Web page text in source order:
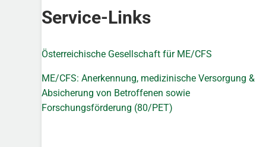
Service-Links
Österreichische Gesellschaft für ME/CFS
ME/CFS: Anerkennung, medizinische Versorgung &
Absicherung von Betroffenen sowie
Forschungsförderung (80/PET)